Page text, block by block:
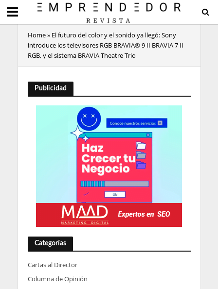
Home» El futuro del color y el sonido ya llegó: Sony
introduce los televisores RGB BRAVIA® 9 II BRAVIA 7 II
RGB, y el sistema BRAVIA Theatre Trio
Publicidad
Categorías
Cartas al Director
Columna de Opinión